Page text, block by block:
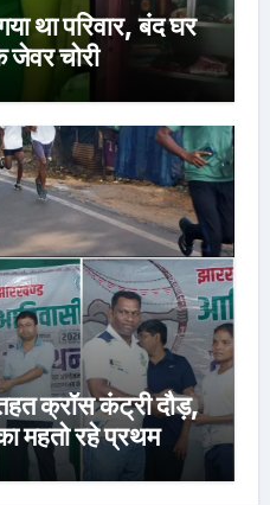
था परिवार, बंद घर
चोरी
क्रॉस कंट्री दौड़,
महतो रहे प्रथम